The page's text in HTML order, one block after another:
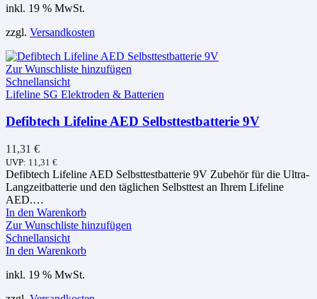
inkl. 19 % MwSt.
zzgl. Versandkosten
Zur Wunschliste hinzufügen
Schnellansicht
Lifeline SG Elektroden & Batterien
Defibtech Lifeline AED Selbsttestbatterie 9V
11,31 €
UVP: 11,31 €
Defibtech Lifeline AED Selbsttestbatterie 9V Zubehör für die Ultra-
Langzeitbatterie und den täglichen Selbsttest an Ihrem Lifeline
AED.…
In den Warenkorb
Zur Wunschliste hinzufügen
Schnellansicht
In den Warenkorb
inkl. 19 % MwSt.